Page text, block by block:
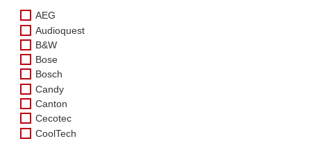
AEG
Audioquest
B&W
Bose
Bosch
Candy
Canton
Cecotec
CoolTech